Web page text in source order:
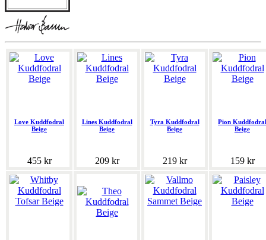
Love Kuddfodral
Beige
455 kr
Lines Kuddfodral
Beige
209 kr
Tyra Kuddfodral
Beige
219 kr
Pion Kuddfodral
Beige
159 kr